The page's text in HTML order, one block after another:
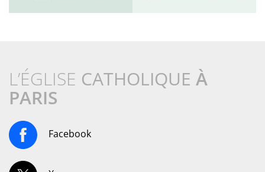
L’ÉGLISE CATHOLIQUE À
PARIS
Facebook